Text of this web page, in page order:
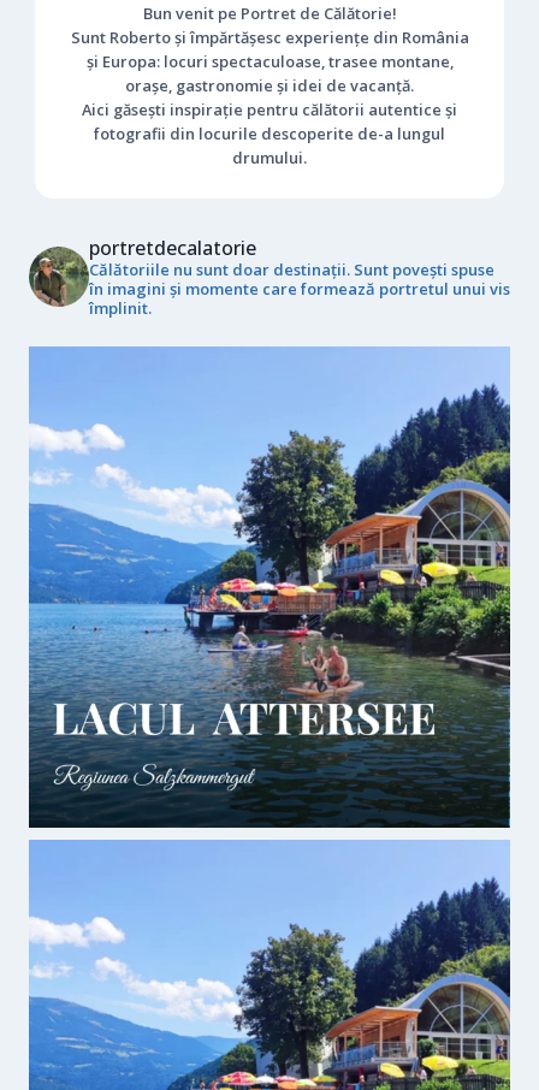
Bun venit pe Portret de Călătorie!
Sunt Roberto și împărtășesc experiențe din România
și Europa: locuri spectaculoase, trasee montane,
orașe, gastronomie și idei de vacanță.
Aici găsești inspirație pentru călătorii autentice și
fotografii din locurile descoperite de-a lungul
drumului.
portretdecalatorie
Călătoriile nu sunt doar destinații. Sunt povești spuse
în imagini și momente care formează portretul unui vis
împlinit.